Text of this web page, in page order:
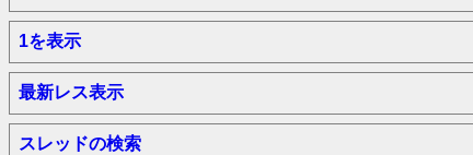
1を表示
最新レス表示
スレッドの検索